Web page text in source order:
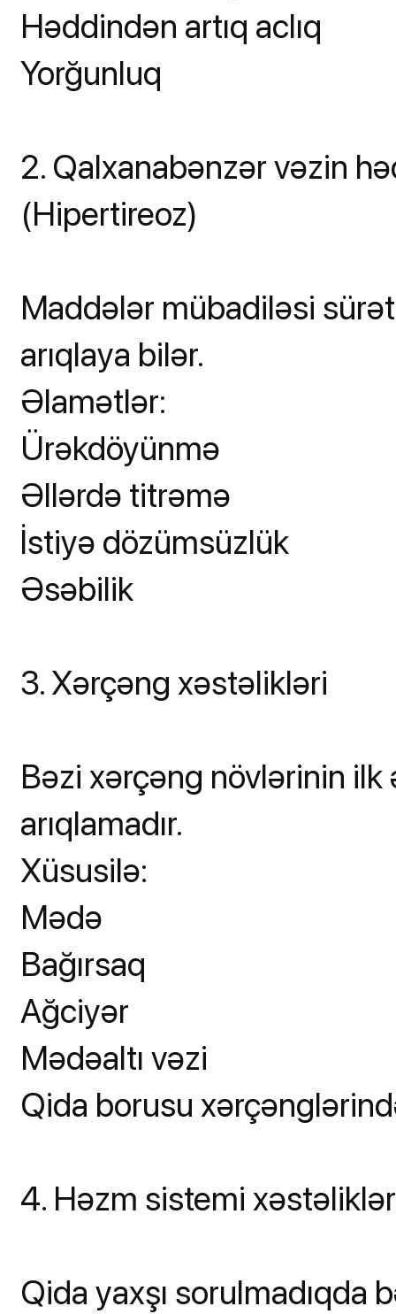
Həddindən artıq aclıq
Yorğunluq
2. Qalxanabənzər vəzin
(Hipertireoz)
Maddələr mübadiləsi
arıqlaya bilər.
Əlamətlər:
Ürəkdöyünmə
Əllərdə titrəmə
İstiyə dözümsüzlük
Əsəbilik
3. Xərçəng xəstəlikləri
Bəzi xərçəng növlərinin
arıqlamadır.
Xüsusilə:
Mədə
Bağırsaq
Ağciyər
Mədəaltı vəzi
Qida borusu
4. Həzm sistemi
Qida yaxşı sorulmadıqda